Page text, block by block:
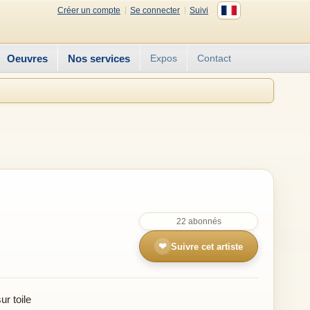
Créer un compte Se connecter Suivi
Oeuvres Nos services Expos Contact
22 abonnés
❤ Suivre cet artiste
toile